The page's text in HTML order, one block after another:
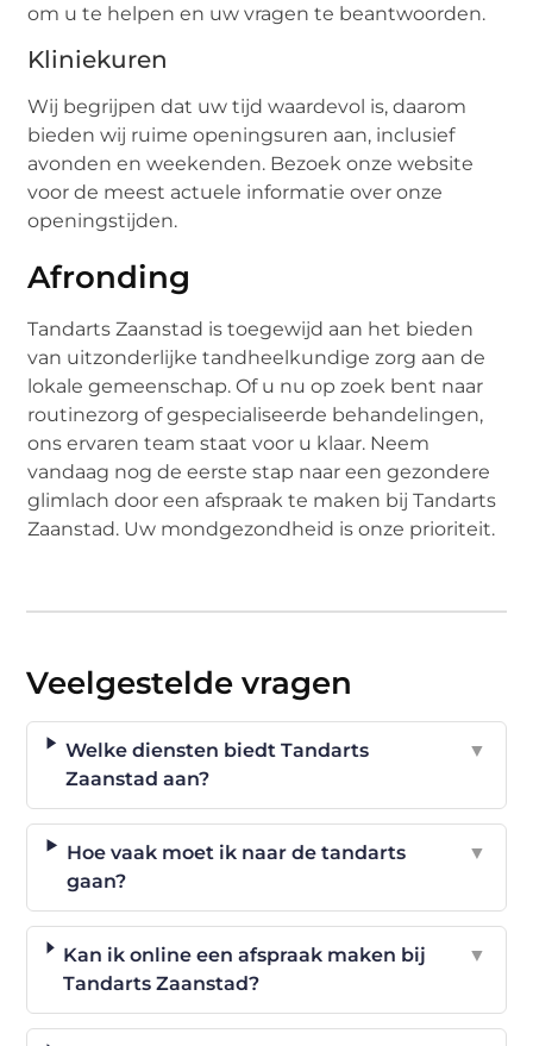
om u te helpen en uw vragen te beantwoorden.
Kliniekuren
Wij begrijpen dat uw tijd waardevol is, daarom
bieden wij ruime openingsuren aan, inclusief
avonden en weekenden. Bezoek onze website
voor de meest actuele informatie over onze
openingstijden.
Afronding
Tandarts Zaanstad is toegewijd aan het bieden
van uitzonderlijke tandheelkundige zorg aan de
lokale gemeenschap. Of u nu op zoek bent naar
routinezorg of gespecialiseerde behandelingen,
ons ervaren team staat voor u klaar. Neem
vandaag nog de eerste stap naar een gezondere
glimlach door een afspraak te maken bij Tandarts
Zaanstad. Uw mondgezondheid is onze prioriteit.
Veelgestelde vragen
Welke diensten biedt Tandarts
Zaanstad aan?
▼
Hoe vaak moet ik naar de tandarts
gaan?
▼
Kan ik online een afspraak maken bij
Tandarts Zaanstad?
▼